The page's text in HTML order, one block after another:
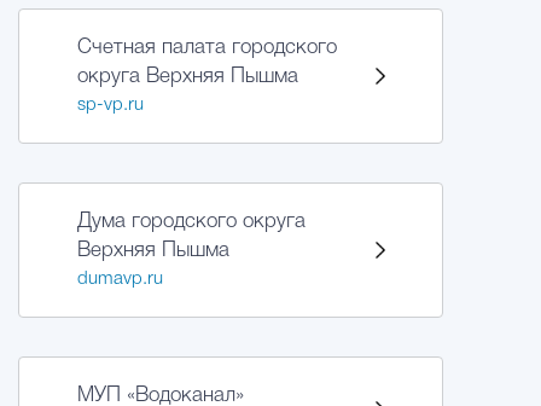
Счетная палата городского
округа Верхняя Пышма
sp-vp.ru
Дума городского округа
Верхняя Пышма
dumavp.ru
МУП «Водоканал»